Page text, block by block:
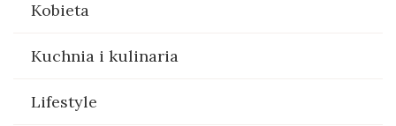
Kobieta
Kuchnia i kulinaria
Lifestyle